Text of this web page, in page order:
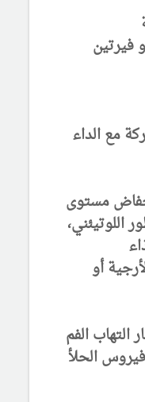
فيرتين
مع الداء
مستوى
اللوتيئني،
أو
التهاب الفم
الحلأ